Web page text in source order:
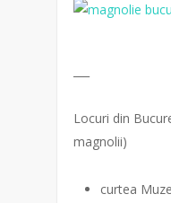
Locuri din
magnolii)
curtea